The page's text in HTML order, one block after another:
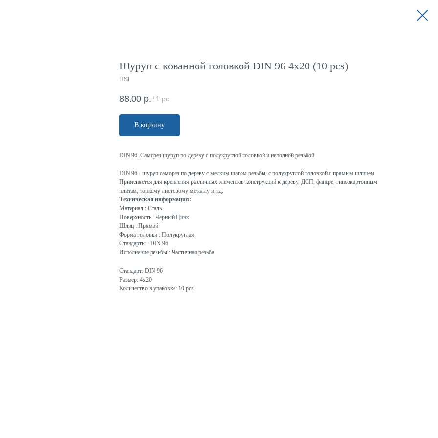
Шуруп с кованной головкой DIN 96 4x20 (10 pcs)
HSI
88.00 р. / 1 pc
В корзину
DIN 96. Саморез шуруп по дереву с полукруглой головкой и неполной резьбой.
DIN 96 - шуруп саморез по дереву с мелким шагом резьбы, с полукруглой головкой с прямым шлицем.
Применяется для крепления различных элементов конструкций к дереву, ДСП, фанере, гипсокартонным
плитам, тонкому листовому металлу и т.д.
Техническая информация:
Материал : Сталь
Поверхность : Черный Цинк
Шлиц : Прямой
Форма головки : Полукруглая
Стандарты : DIN 96
Исполнение резьбы : Частичная резьба
Стандарт: DIN 96
Размер: 4x20
Количество в упаковке: 10 pcs